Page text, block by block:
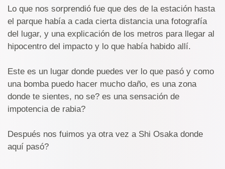
Lo que nos sorprendió fue que des de la estación hasta
el parque había a cada cierta distancia una fotografía
del lugar, y una explicación de los metros para llegar al
hipocentro del impacto y lo que había habido allí.
Este es un lugar donde puedes ver lo que pasó y como
una bomba puedo hacer mucho daño, es una zona
donde te sientes, no se? es una sensación de
impotencia de rabia?
Después nos fuimos ya otra vez a Shi Osaka donde
aquí pasó?